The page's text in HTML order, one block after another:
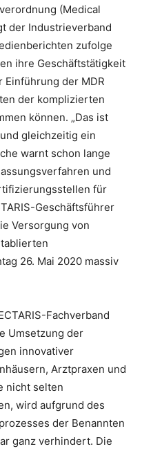
(Medical
der Industrieverband
zufolge
ihre Geschäftstätigkeit
Einführung der MDR
der komplizierten
können. „Das ist
gleichzeitig ein
warnt schon lange
und
für
Geschäftsführer
Versorgung von
26. Mai 2020 massiv
Fachverband
Umsetzung der
innovativer
Arztpraxen und
nicht selten
wird aufgrund des
der Benannten
ganz verhindert. Die